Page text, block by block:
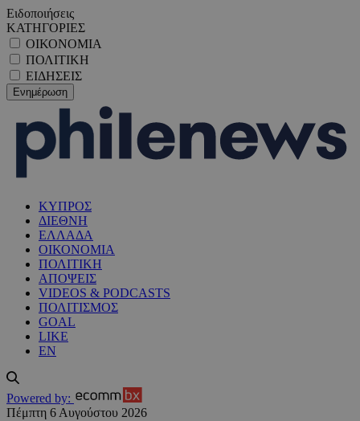
Ειδοποιήσεις
ΚΑΤΗΓΟΡΙΕΣ
ΟΙΚΟΝΟΜΙΑ
ΠΟΛΙΤΙΚΗ
ΕΙΔΗΣΕΙΣ
ΚΥΠΡΟΣ
ΔΙΕΘΝΗ
ΕΛΛΑΔΑ
ΟΙΚΟΝΟΜΙΑ
ΠΟΛΙΤΙΚΗ
ΑΠΟΨΕΙΣ
VIDEOS & PODCASTS
ΠΟΛΙΤΙΣΜΟΣ
GOAL
LIKE
EN
Powered by:
Πέμπτη 6 Αυγούστου 2026